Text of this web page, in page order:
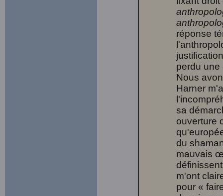
réponse
perdu une
Nous
Harner
sa
ouverture
du
mauvais
m'ont
pour «